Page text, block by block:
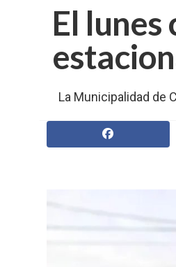
» Locales
» Policiales
El lunes
La Municipalidad de